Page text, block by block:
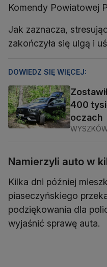
Komendy Powiatowej
Jak zaznacza,
zakończyła się ulgą i
DOWIEDZ SIĘ WIĘCEJ:
400
oczach
Namierzyli auto w
Kilka dni później
piaseczyńskiego
podziękowania dla
wyjaśnić sprawę auta.